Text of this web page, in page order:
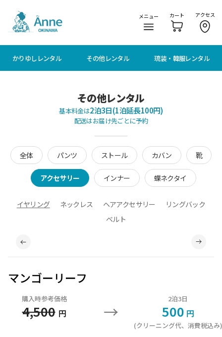
メニュー カート アクセス
かりゆしレンタル その他レンタル 琉装・韓服レンタル
その他レンタル
基本料金は2泊3日(1泊延長100円)
配送はお届け先ごとに予約
全体 パンツ ストール カバン 靴
アクセサリー インナー 蝶ネクタイ
イヤリング ネックレス ヘアアクセサリー
リングバック
ベルト
マンゴーリーフ
購入時参考価格
4,500 円 →
2泊3日
500 円
(クリーニング代、消費税込み)